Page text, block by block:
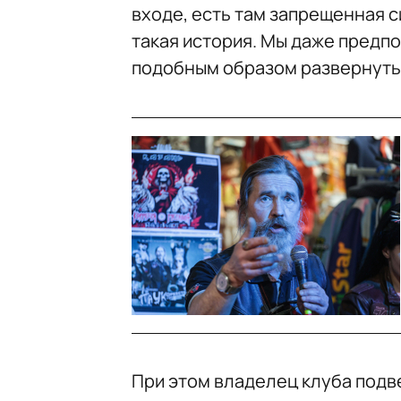
входе, есть там запрещенная
такая история. Мы даже
подобным образом
При этом владелец клуба